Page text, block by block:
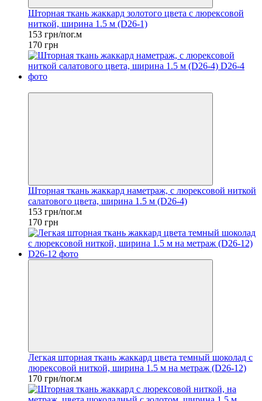
Шторная ткань жаккард золотого цвета с люрексовой
ниткой, ширина 1.5 м (D26-1)
153 грн/пог.м
170 грн
Шторная ткань жаккард наметраж, с люрексовой ниткой
салатового цвета, ширина 1.5 м (D26-4)
153 грн/пог.м
170 грн
Легкая шторная ткань жаккард цвета темный шоколад с
люрексовой ниткой, ширина 1.5 м на метраж (D26-12)
170 грн/пог.м